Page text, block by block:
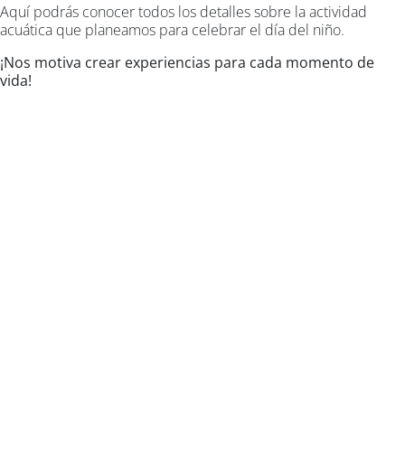
Aquí podrás conocer todos los detalles sobre la actividad
acuática que planeamos para celebrar el día del niño.
¡Nos motiva crear experiencias para cada momento de
vida!